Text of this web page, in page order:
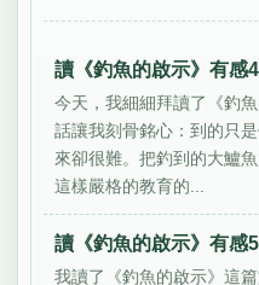
讀《釣魚的啟示》有感
今天，我細細拜讀了《釣
話讓我刻骨銘心：到的只
來卻很難。把釣到的大鱸
這樣嚴格的教育的...
讀《釣魚的啟示》有感
我讀了《釣魚的啟示》這